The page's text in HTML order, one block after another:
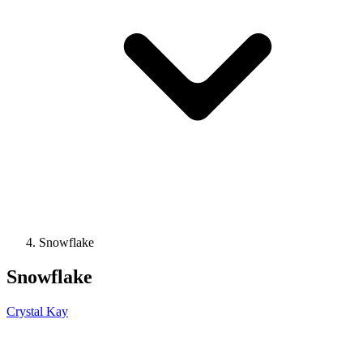
Snowflake
Snowflake
Crystal Kay